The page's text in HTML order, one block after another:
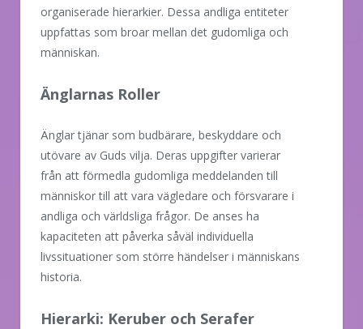
organiserade hierarkier. Dessa andliga entiteter
uppfattas som broar mellan det gudomliga och
människan.
Änglarnas Roller
Änglar tjänar som budbärare, beskyddare och
utövare av Guds vilja. Deras uppgifter varierar
från att förmedla gudomliga meddelanden till
människor till att vara vägledare och försvarare i
andliga och världsliga frågor. De anses ha
kapaciteten att påverka såväl individuella
livssituationer som större händelser i människans
historia.
Hierarki: Keruber och Serafer